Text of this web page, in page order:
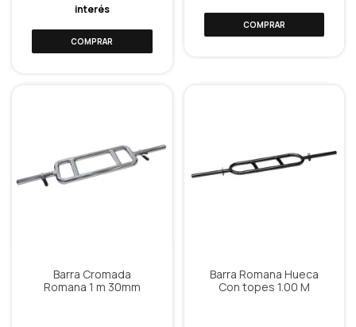
interés
Barra Cromada
Romana 1 m 30mm
Barra Romana Hueca
Con topes 1.00 M